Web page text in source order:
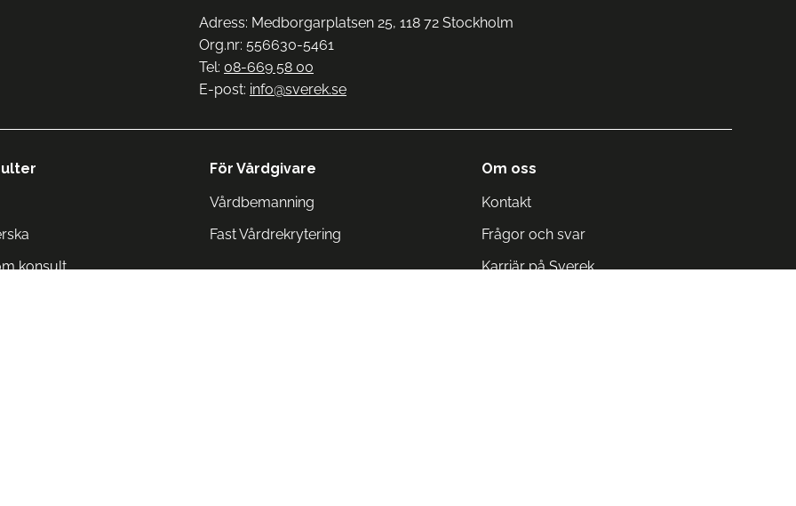
Adress: Medborgarplatsen 25, 118 72 Stockholm
Org.nr: 556630-5461
Tel: 08-669 58 00
E-post: info@sverek.se
konsult
För Vårdgivare
Vårdbemanning
Fast Vårdrekrytering
Om oss
Kontakt
Frågor och svar
Karriär på Sverek